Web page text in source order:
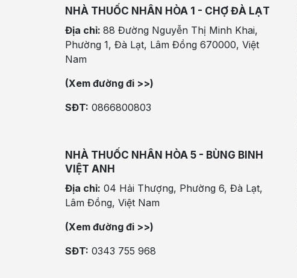
NHÀ THUỐC NHÂN HÒA 1 - CHỢ ĐÀ LẠT
Địa chỉ: 88 Đường Nguyễn Thị Minh Khai,
Phường 1, Đà Lạt, Lâm Đồng 670000, Việt
Nam
(Xem đường đi >>)
SĐT: 0866800803
NHÀ THUỐC NHÂN HÒA 5 - BÙNG BINH
VIỆT ANH
Địa chỉ: 04 Hải Thượng, Phường 6, Đà Lạt,
Lâm Đồng, Việt Nam
(Xem đường đi >>)
SĐT: 0343 755 968